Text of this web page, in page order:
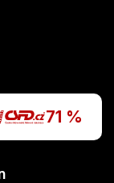
71 %